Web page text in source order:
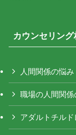
カウンセリン
人間関係の悩み
職場の人間関係
アダルトチル